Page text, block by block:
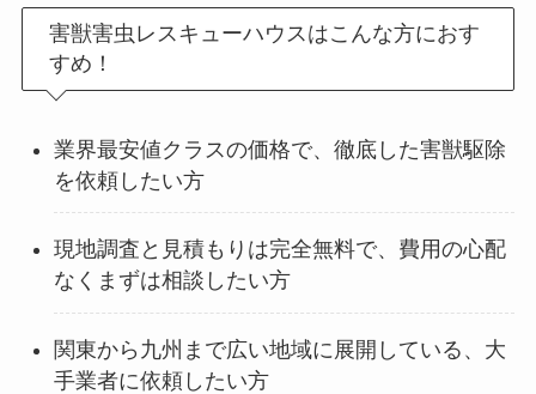
害獣害虫レスキューハウスはこんな方におす
すめ！
業界最安値クラスの価格で、徹底した害獣駆除
を依頼したい方
現地調査と見積もりは完全無料で、費用の心配
なくまずは相談したい方
関東から九州まで広い地域に展開している、大
手業者に依頼したい方